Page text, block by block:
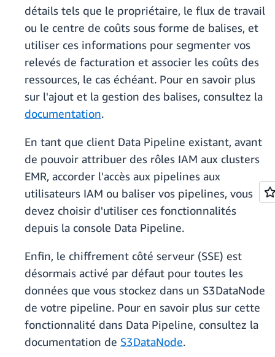
détails tels que le propriétaire, le flux de travail
ou le centre de coûts sous forme de balises, et
utiliser ces informations pour segmenter vos
relevés de facturation et associer les coûts des
ressources, le cas échéant. Pour en savoir plus
sur l'ajout et la gestion des balises, consultez la
documentation.
En tant que client Data Pipeline existant, avant
de pouvoir attribuer des rôles IAM aux clusters
EMR, accorder l'accès aux pipelines aux
utilisateurs IAM ou baliser vos pipelines, vous
devez choisir d'utiliser ces fonctionnalités
depuis la console Data Pipeline.
Enfin, le chiffrement côté serveur (SSE) est
désormais activé par défaut pour toutes les
données que vous stockez dans un S3DataNode
de votre pipeline. Pour en savoir plus sur cette
fonctionnalité dans Data Pipeline, consultez la
documentation de S3DataNode.